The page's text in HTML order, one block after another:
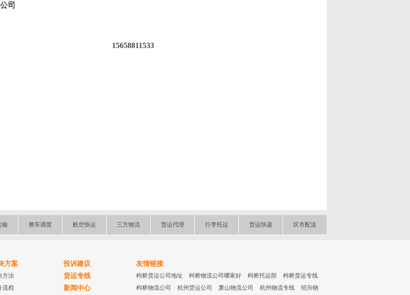
司
15658811533
输 整车调度 航空快运 三方物流 货运代理 行李托运 货运快递 区市配送
方案
方法
流程
投诉建议
货运专线
新闻中心
友情链接
柯桥货运公司地址 柯桥物流公司哪家好 柯桥托运部
柯桥货运专线
柯桥物流公司
杭州货运公司 萧山物流公司 杭州物流专线 绍兴物